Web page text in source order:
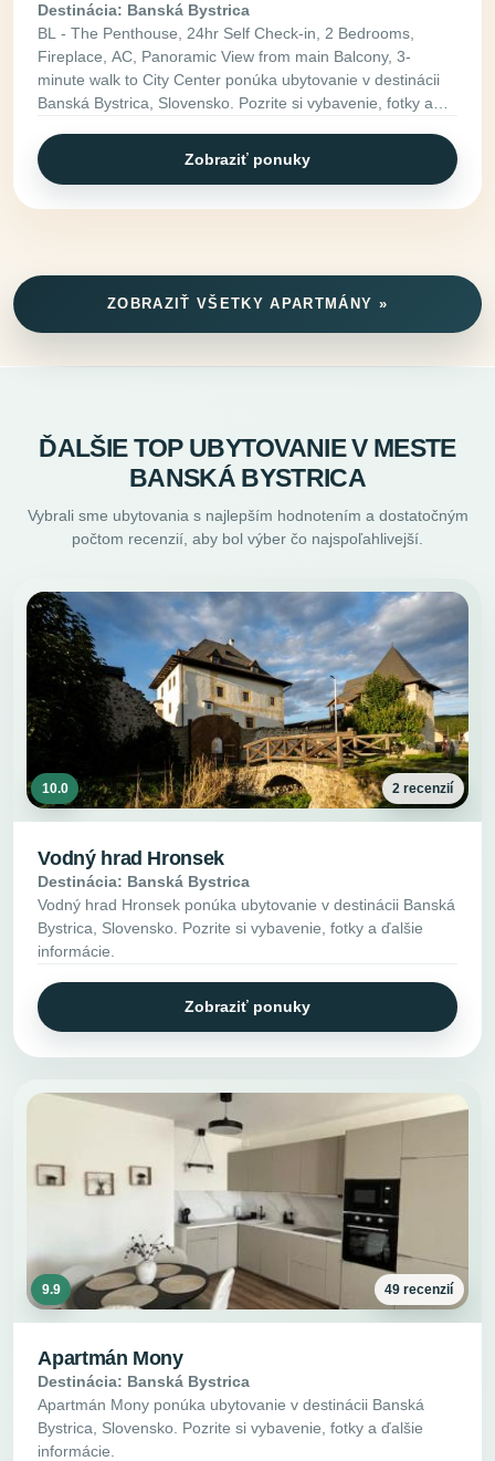
Destinácia: Banská Bystrica
BL - The Penthouse, 24hr Self Check-in, 2 Bedrooms,
Fireplace, AC, Panoramic View from main Balcony, 3-
minute walk to City Center ponúka ubytovanie v destinácii
Banská Bystrica, Slovensko. Pozrite si vybavenie, fotky a
Zobraziť ponuky
ZOBRAZIŤ VŠETKY APARTMÁNY »
ĎALŠIE TOP UBYTOVANIE V MESTE
BANSKÁ BYSTRICA
Vybrali sme ubytovania s najlepším hodnotením a dostatočným
počtom recenzií, aby bol výber čo najspoľahlivejší.
10.0 2 recenzií
Vodný hrad Hronsek
Destinácia: Banská Bystrica
Vodný hrad Hronsek ponúka ubytovanie v destinácii Banská
Bystrica, Slovensko. Pozrite si vybavenie, fotky a ďalšie
informácie.
Zobraziť ponuky
9.9 49 recenzií
Apartmán Mony
Destinácia: Banská Bystrica
Apartmán Mony ponúka ubytovanie v destinácii Banská
Bystrica, Slovensko. Pozrite si vybavenie, fotky a ďalšie
informácie.